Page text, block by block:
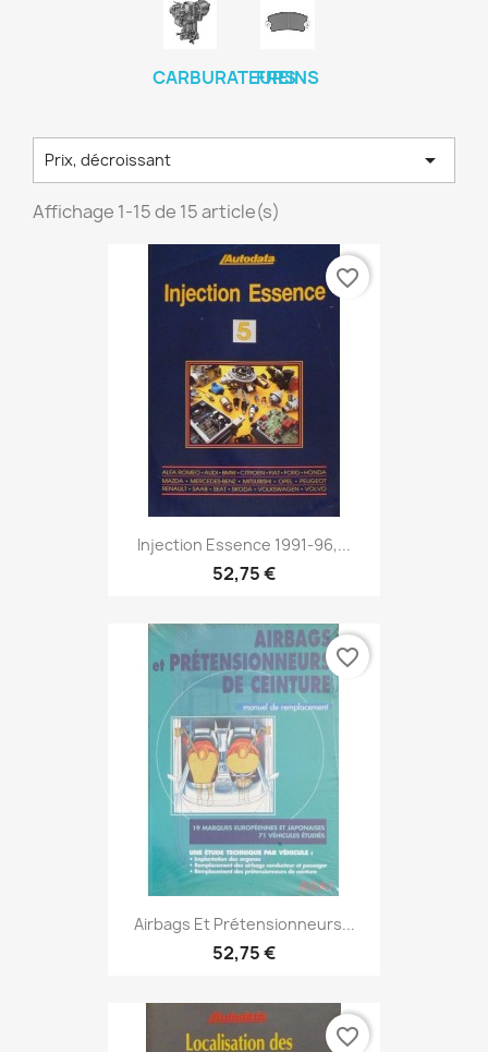
CARBURATEURS
FREINS
Prix, décroissant 
Affichage 1-15 de 15 article(s)
Injection Essence 1991-96,...
52,75 €
favorite_border
Airbags Et Prétensionneurs...
52,75 €
favorite_border
favorite_border